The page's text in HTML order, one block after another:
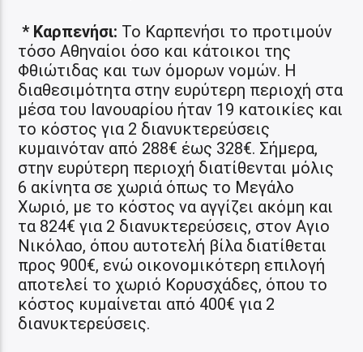
* Καρπενήσι: Το Καρπενήσι το προτιμούν
τόσο Αθηναίοι όσο και κάτοικοι της
Φθιώτιδας και των όμορων νομών. Η
διαθεσιμότητα στην ευρύτερη περιοχή στα
μέσα του Ιανουαρίου ήταν 19 κατοικίες και
το κόστος για 2 διανυκτερεύσεις
κυμαινόταν από 288€ έως 328€. Σήμερα,
στην ευρύτερη περιοχή διατίθενται μόλις
6 ακίνητα σε χωριά όπως το Μεγάλο
Χωριό, με το κόστος να αγγίζει ακόμη και
τα 824€ για 2 διανυκτερεύσεις, στον Αγιο
Νικόλαο, όπου αυτοτελή βίλα διατίθεται
προς 900€, ενώ οικονομικότερη επιλογή
αποτελεί το χωριό Κορυσχάδες, όπου το
κόστος κυμαίνεται από 400€ για 2
διανυκτερεύσεις.